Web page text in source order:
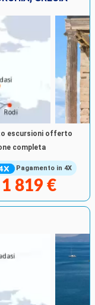
Pagamento in 4X
escursioni offerto
completa
1 819 €